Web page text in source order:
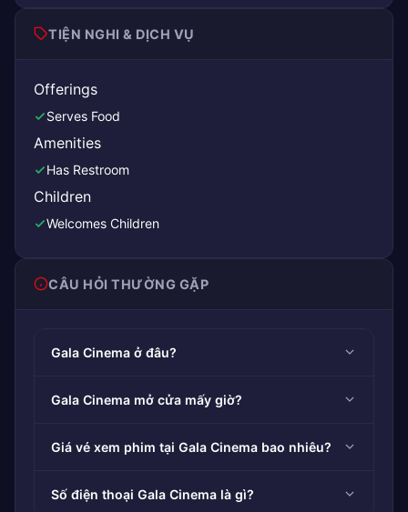
TIỆN NGHI & DỊCH VỤ
Offerings
Serves Food
Amenities
Has Restroom
Children
Welcomes Children
CÂU HỎI THƯỜNG GẶP
Gala Cinema ở đâu?
Gala Cinema mở cửa mấy giờ?
Giá vé xem phim tại Gala Cinema bao nhiêu?
Số điện thoại Gala Cinema là gì?